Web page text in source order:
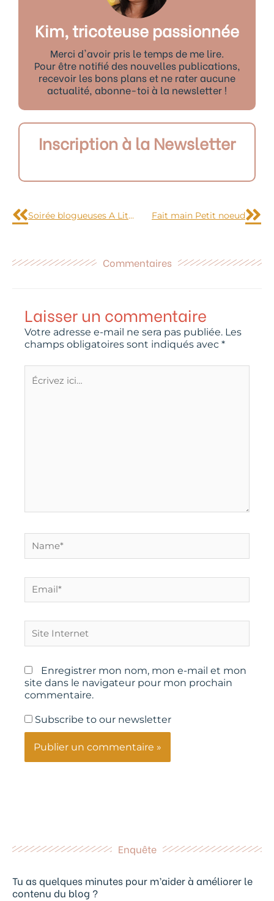
Kim, tricoteuse passionnée
Merci d'avoir pris le temps de me lire.
Pour être notifié des nouvelles publications,
recevoir les bons plans et ne rater aucune
actualité, abonne-toi à la newsletter !
Inscription à la Newsletter
Soirée blogueuses A Little market Fait main Petit noeud
Commentaires
Laisser un commentaire
Votre adresse e-mail ne sera pas publiée. Les
champs obligatoires sont indiqués avec *
ici…
Internet
Enregistrer mon nom, mon e-mail et mon
site dans le navigateur pour mon prochain
commentaire.
Subscribe to our newsletter
Enquête
Tu as quelques minutes pour m’aider à améliorer le
contenu du blog ?